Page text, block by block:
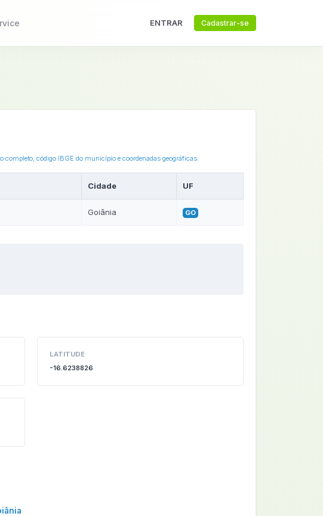
ENTRAR Cadastrar-se
completo, código IBGE do município e coordenadas geográficas.
Cidade UF
Goiânia GO
LATITUDE
-16.6238826